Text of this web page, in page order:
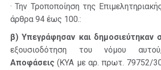
· Την Τροποποίηση της
άρθρα 94 έως 100.:
β) Υπεγράφησαν και δημοσιεύτηκαν
εξουσιοδότηση του νόμου
Αποφάσεις(KYA με αρ. πρωτ. 79752/